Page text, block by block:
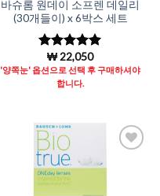
바슈롬 원데이 소프렌 데일리
(30개들이) x 6박스 세트
5 중에서
4.96로 평
가됨
₩22,050
'양쪽눈' 옵션으로 선택 후 구매하셔야
합니다.
Wishlist